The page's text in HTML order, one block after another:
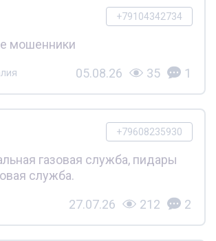
+79104342734
мошенники
05.08.26 35 1
+79608235930
газовая служба, пидары
служба.
27.07.26 212 2